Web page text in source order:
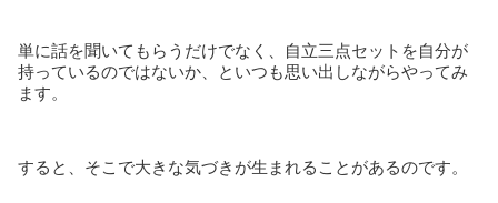
単に話を聞いてもらうだけでなく、自立三点セットを自分が
持っているのではないか、といつも思い出しながらやってみ
ます。
すると、そこで大きな気づきが生まれることがあるのです。